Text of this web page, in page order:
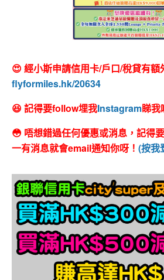
😍 經小斯申請信用卡/戶口/稅貸有額
flyformiles.hk/20634
😆 記得要follow埋我Instagram睇我
😳 唔想錯過任何優惠或消息，記得
一有消息就會email通知你呀！ (按我